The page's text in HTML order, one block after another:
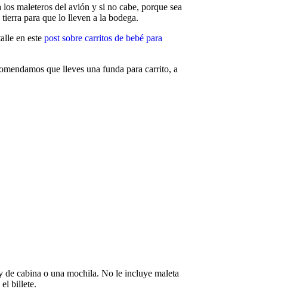
maleteros del avión y si no cabe, porque sea
para que lo lleven a la bodega.
en este post sobre carritos de bebé para
que lleves una funda para carrito, a
de cabina o una mochila. No le incluye maleta
el billete.